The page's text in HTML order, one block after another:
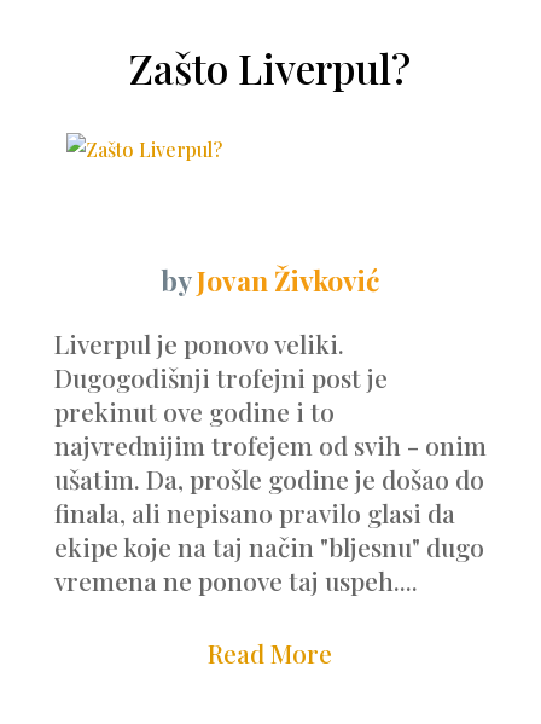
Zašto Liverpul?
byJovan Živković
Liverpul je ponovo veliki.
Dugogodišnji trofejni post je
prekinut ove godine i to
najvrednijim trofejem od svih - onim
ušatim. Da, prošle godine je došao do
finala, ali nepisano pravilo glasi da
ekipe koje na taj način "bljesnu" dugo
vremena ne ponove taj uspeh....
Read More